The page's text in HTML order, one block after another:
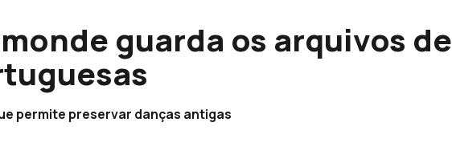
guarda os arquivos de
permite preservar danças antigas